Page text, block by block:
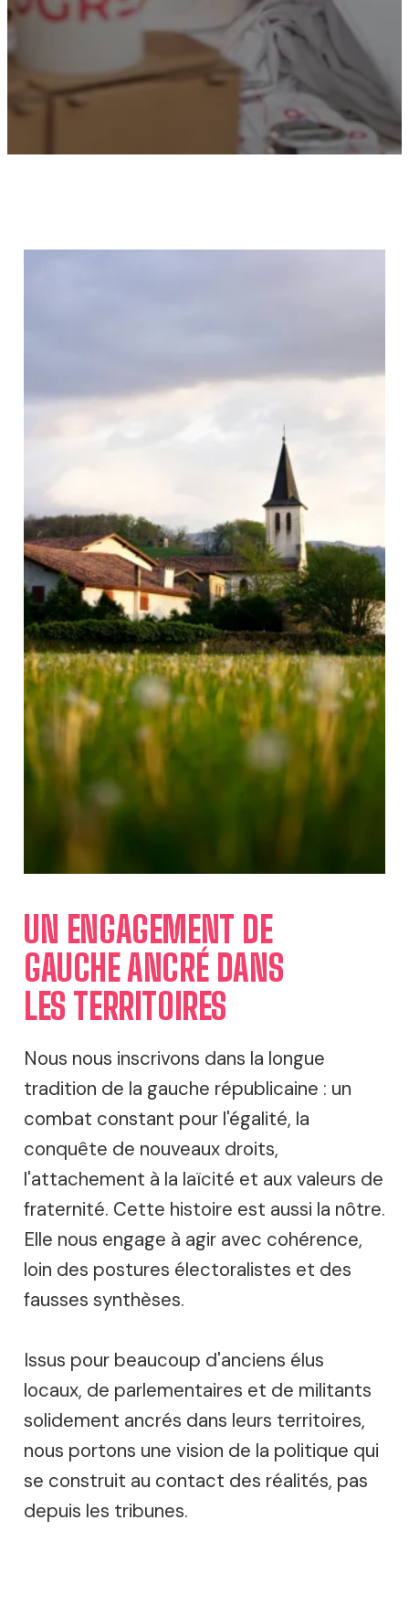
UN ENGAGEMENT DE
GAUCHE ANCRÉ DANS
LES TERRITOIRES
Nous nous inscrivons dans la longue
tradition de la gauche républicaine : un
combat constant pour l'égalité, la
conquête de nouveaux droits,
l'attachement à la laïcité et aux valeurs de
fraternité. Cette histoire est aussi la nôtre.
Elle nous engage à agir avec cohérence,
loin des postures électoralistes et des
fausses synthèses.
Issus pour beaucoup d'anciens élus
locaux, de parlementaires et de militants
solidement ancrés dans leurs territoires,
nous portons une vision de la politique qui
se construit au contact des réalités, pas
depuis les tribunes.